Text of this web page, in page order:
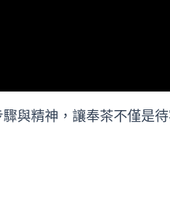
與精神，讓奉茶不僅是